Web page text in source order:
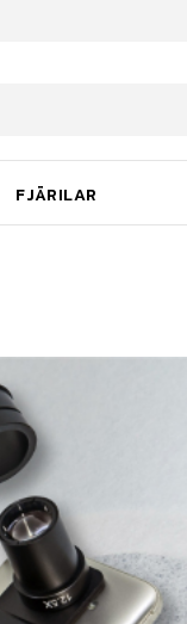
FJÄRILAR